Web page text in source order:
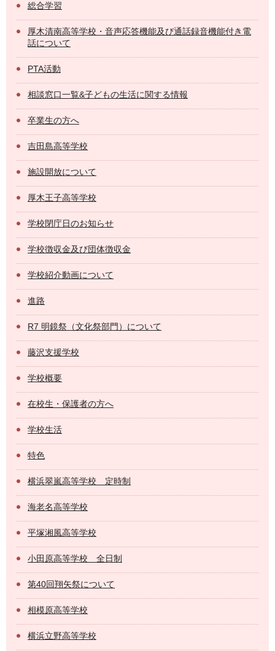
総合学習
厚木清南高等学校・音声応答機能及び通話録音機能付き電
話について
PTA活動
相談窓口一覧&子どもの生活に関する情報
卒業生の方へ
吉田島高等学校
施設開放について
厚木王子高等学校
学校閉庁日のお知らせ
学校徴収金及び団体徴収金
学校紹介動画について
進路
R7 明鏡祭（文化祭部門）について
藤沢支援学校
学校概要
在校生・保護者の方へ
学校生活
特色
横浜翠嵐高等学校 定時制
海老名高等学校
平塚湘風高等学校
小田原高等学校 全日制
第40回翔矢祭について
相模原高等学校
横浜立野高等学校